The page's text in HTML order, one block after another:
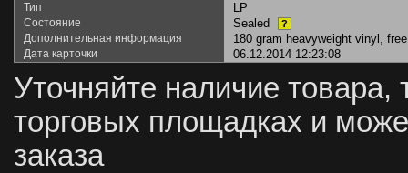
Тип LP
Состояние Sealed ?
Дополнительная информация 180 gram heavyweight vinyl,
Дата карточки 06.12.2014 12:23:08
Уточняйте наличие товара,
торговых площадках и
заказа